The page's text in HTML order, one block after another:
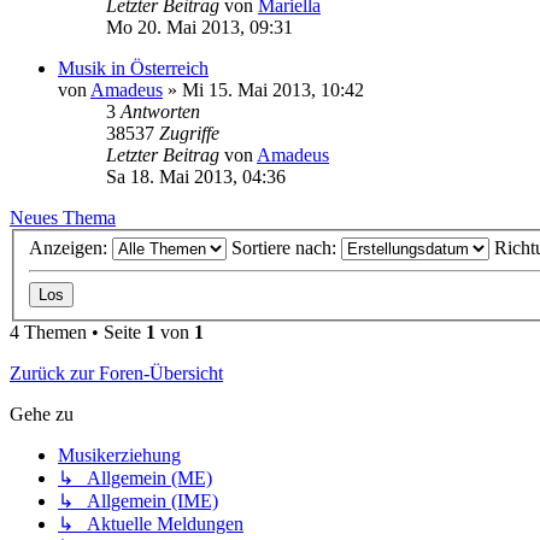
Letzter Beitrag von Mariella
Mo 20. Mai 2013, 09:31
Musik in Österreich
von Amadeus » Mi 15. Mai 2013, 10:42
3 Antworten
38537 Zugriffe
Letzter Beitrag von Amadeus
Sa 18. Mai 2013, 04:36
Neues Thema
Anzeigen:
Sortiere nach:
4 Themen • Seite 1 von 1
Zurück zur Foren-Übersicht
Gehe zu
Musikerziehung
↳ Allgemein (ME)
↳ Allgemein (IME)
↳ Aktuelle Meldungen